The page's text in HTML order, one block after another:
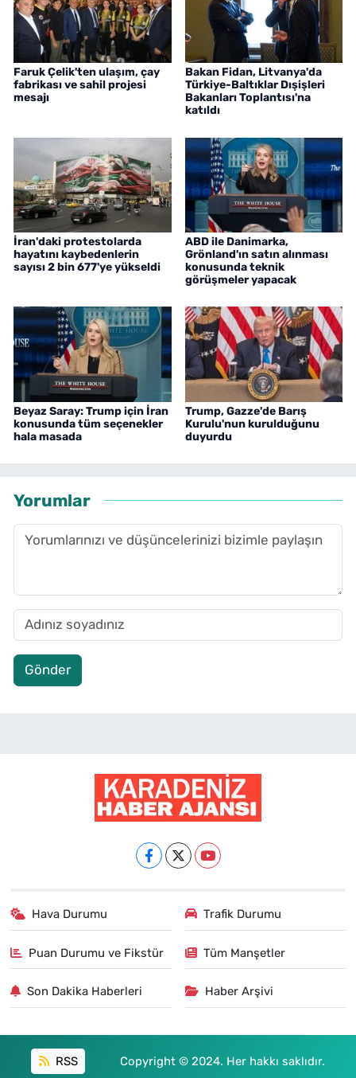
Faruk Çelik'ten ulaşım, çay
fabrikası ve sahil projesi
mesajı
Bakan Fidan, Litvanya'da
Türkiye-Baltıklar Dışişleri
Bakanları Toplantısı'na
katıldı
İran'daki protestolarda
hayatını kaybedenlerin
sayısı 2 bin 677'ye yükseldi
ABD ile Danimarka,
Grönland'ın satın alınması
konusunda teknik
görüşmeler yapacak
Beyaz Saray: Trump için İran
konusunda tüm seçenekler
hala masada
Trump, Gazze'de Barış
Kurulu'nun kurulduğunu
duyurdu
Yorumlar
Gönder
Hava Durumu Trafik Durumu
Puan Durumu ve Fikstür Tüm Manşetler
Son Dakika Haberleri Haber Arşivi
RSS Copyright © 2024. Her hakkı saklıdır.